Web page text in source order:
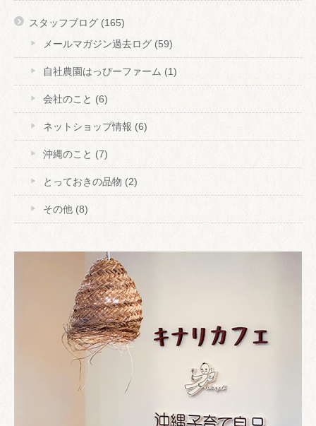
スタッフブログ (165)
メールマガジン過去ログ (59)
自社農園はっぴーファーム (1)
会社のこと (6)
ネットショップ情報 (6)
沖縄のこと (7)
とっておきの品物 (2)
その他 (8)